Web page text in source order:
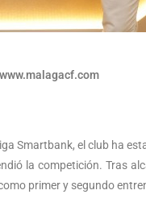
Smartbank, el club ha
la competición. Tras
primer y segundo